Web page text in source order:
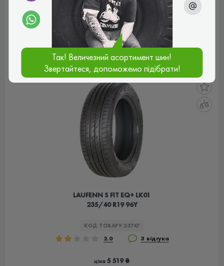
ціна7 137 ₴
LAUFENN S FIT EQ+ LK01
235/40 R19 96Y
КОД ТОВАРУ:23747
2.0 3 відгука
ціна 5 519 ₴
Так! Величезний асортимент шин!
Звертайтеся, допоможемо підібрати!